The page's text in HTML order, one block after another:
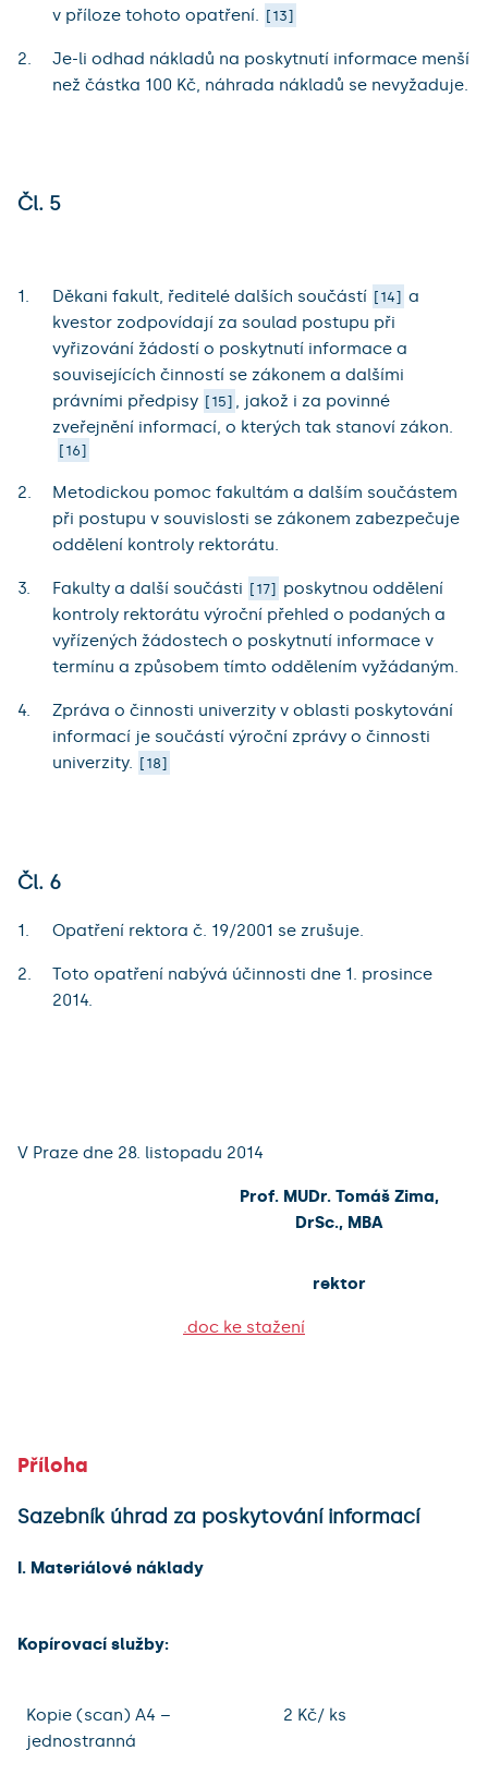
v příloze tohoto opatření.
13
Je-li odhad nákladů na poskytnutí informace menší
než částka 100 Kč, náhrada nákladů se nevyžaduje.
Čl. 5
Děkani fakult, ředitelé dalších součástí 14
a
kvestor zodpovídají za soulad postupu při
vyřizování žádostí o poskytnutí informace a
souvisejících činností se zákonem a dalšími
právními předpisy
15
, jakož i za povinné
zveřejnění informací, o kterých tak stanoví zákon.
16
Metodickou pomoc fakultám a dalším součástem
při postupu v souvislosti se zákonem zabezpečuje
oddělení kontroly rektorátu.
Fakulty a další součásti 17
poskytnou oddělení
kontroly rektorátu výroční přehled o podaných a
vyřízených žádostech o poskytnutí informace v
termínu a způsobem tímto oddělením vyžádaným.
Zpráva o činnosti univerzity v oblasti poskytování
informací je součástí výroční zprávy o činnosti
univerzity.
18
Čl. 6
Opatření rektora č. 19/2001 se zrušuje.
Toto opatření nabývá účinnosti dne 1. prosince
2014.
V Praze dne 28. listopadu 2014
Prof. MUDr. Tomáš Zima,
DrSc., MBA
rektor
.doc ke stažení
Příloha
Sazebník úhrad za poskytování informací
I. Materiálové náklady
Kopírovací služby:
Kopie (scan) A4 –
jednostranná
2 Kč/ ks